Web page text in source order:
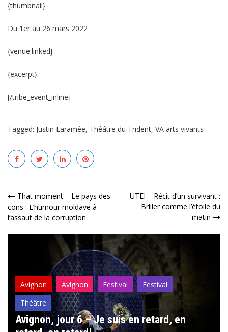
{thumbnail}
Du 1er au 26 mars 2022
{venue:linked}
{excerpt}
[/tribe_event_inline]
Tagged: Justin Laramée, Théâtre du Trident, VA arts vivants
Navigation
de
l’article
That moment – Le pays des
cons : L’humour moldave à
l’assaut de la corruption
UTEI – Récit d’un survivant :
Briller comme l’étoile du
matin
Avignon Avignon Festival
Festival
Théâtre
Avignon, jour 6 – Je suis en retard, en